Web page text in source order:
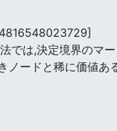
では,決定境界のマー
ノードと稀に価値あ